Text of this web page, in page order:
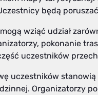
będą
wziąć udział
pokonanie
uczestników
uczestników
Organizatorzy